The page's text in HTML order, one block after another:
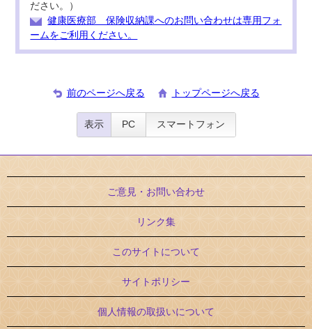
ださい。）
健康医療部 保険収納課へのお問い合わせは専用フォ
ームをご利用ください。
前のページへ戻る トップページへ戻る
表示 PC スマートフォン
ご意見・お問い合わせ
リンク集
このサイトについて
サイトポリシー
個人情報の取扱いについて